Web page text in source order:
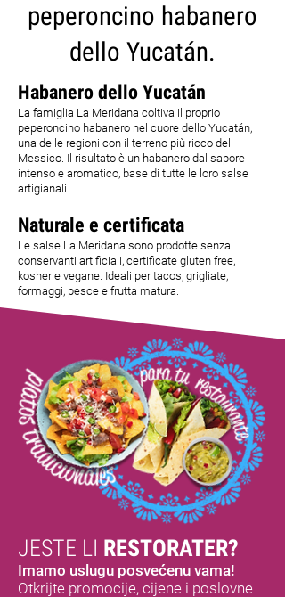
peperoncino habanero
dello Yucatán.
Habanero dello Yucatán
La famiglia La Meridana coltiva il proprio
peperoncino habanero nel cuore dello Yucatán,
una delle regioni con il terreno più ricco del
Messico. Il risultato è un habanero dal sapore
intenso e aromatico, base di tutte le loro salse
artigianali.
Naturale e certificata
Le salse La Meridana sono prodotte senza
conservanti artificiali, certificate gluten free,
kosher e vegane. Ideali per tacos, grigliate,
formaggi, pesce e frutta matura.
JESTE LI RESTORATER?
Imamo uslugu posvećenu vama!
Otkrijte promocije, cijene i poslovne